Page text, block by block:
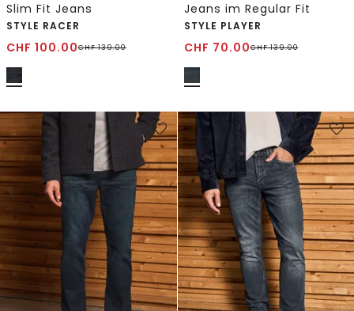
Slim Fit Jeans
STYLE RACER
CHF 100.00CHF139.00
Jeans im Regular Fit
STYLE PLAYER
CHF 70.00CHF139.00